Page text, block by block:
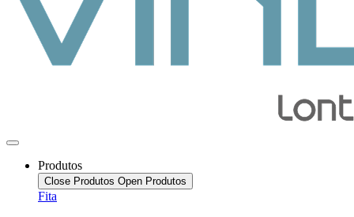
Produtos
Close Produtos Open Produtos
Fita